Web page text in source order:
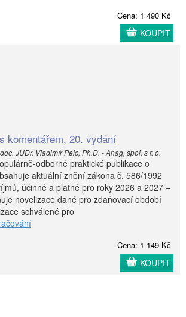
Cena: 1 490 Kč
KOUPIT
komentářem, 20. vydání
JUDr. Vladimír Pelc, Ph.D. - Anag, spol. s r. o.
odborné praktické publikace o
aktuální znění zákona č. 586/1992
účinné a platné pro roky 2026 a 2027 –
novelizace dané pro zdaňovací období
schválené pro
Cena: 1 149 Kč
KOUPIT